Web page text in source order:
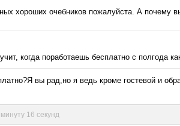
хороших очебников пожалуйста. А почему
когда поработаешь бесплатно с полгода
вы рад,но я ведь кроме гостевой и
минуту 16 секунд